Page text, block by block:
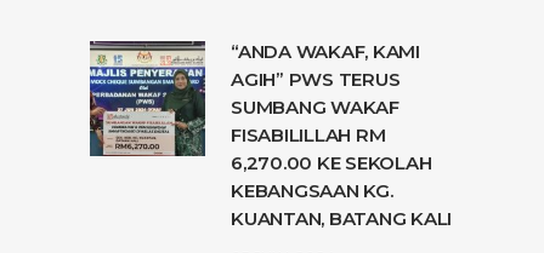
“ANDA WAKAF, KAMI
AGIH” PWS TERUS
SUMBANG WAKAF
FISABILILLAH RM
6,270.00 KE SEKOLAH
KEBANGSAAN KG.
KUANTAN, BATANG KALI